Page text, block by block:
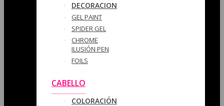
DECORACION
GEL PAINT
SPIDER GEL
CHROME
ILUSIÓN PEN
FOILS
CABELLO
COLORACIÓN